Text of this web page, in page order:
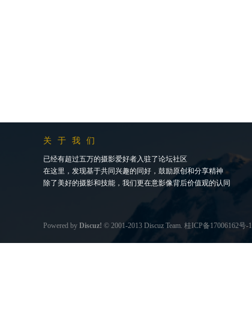
关于我们
已经有超过五万的摄影爱好者入驻了论坛社区
在这里，发现基于共同兴趣的同好，鼓励原创和分享精神
除了美好的摄影和技能，我们更在意影像背后价值观的认同
Powered by Discuz! © 2001-2013 Discuz Team. 桂ICP备17006162号-1